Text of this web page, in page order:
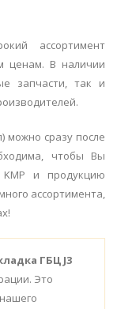
ассортимент
ценам. В наличии
запчасти, так и
можно сразу после
чтобы Вы
и продукцию
ассортимента,
ГБЦ J3
Это